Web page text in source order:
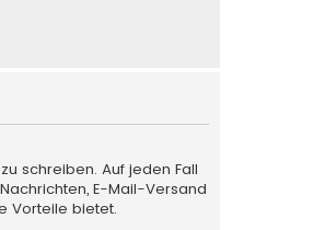
schreiben. Auf jeden Fall
E-Mail-Versand
Vorteile bietet.